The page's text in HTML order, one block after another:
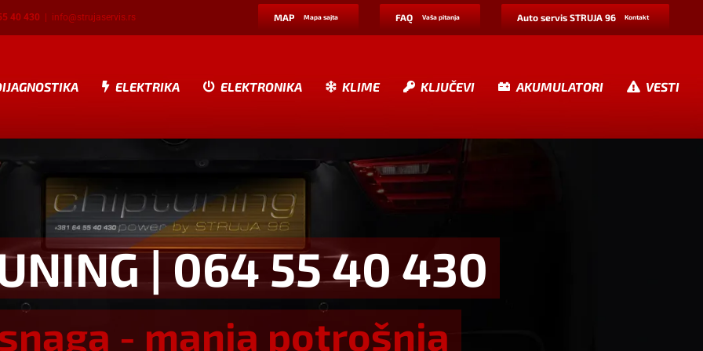
40 430 info@strujaservis.rs MAP Mapa sajta FAQ Vaša pitanja Auto servis STRUJA 96 Kontakt
ELEKTRIKA ELEKTRONIKA KLIME KLJUČEVI AKUMULATORI VESTI
| 064 55 40 430
- manja potrošnja